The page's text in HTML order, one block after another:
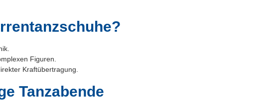
Figuren.
Kraftübertragung.
Tanzabende